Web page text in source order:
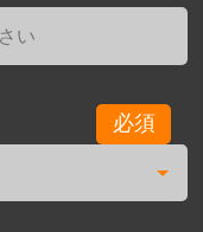
必須